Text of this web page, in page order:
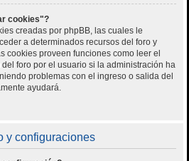
cookies"?
creadas por phpBB, las cuales le
a determinados recursos del foro y
cookies proveen funciones como leer el
foro por el usuario si la administración ha
problemas con el ingreso o salida del
ayudará.
y configuraciones